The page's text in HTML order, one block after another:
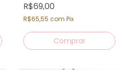
R$69,00
R$65,55 com Pix